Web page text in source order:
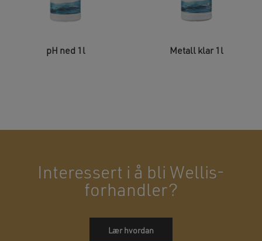
pH ned 1l Metall klar 1l
Interessert i å bli Wellis-
forhandler?
Lær hvordan